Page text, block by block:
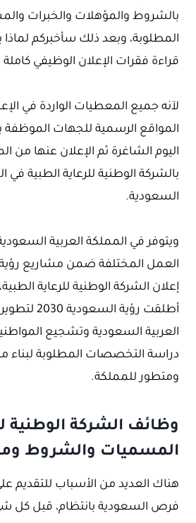
بالشروط والمؤهلات والخبرات
المطلوبة، وبعد ذلك سأخبركم
قراءة فقرات الإعلان الوظيفي كاملة
لآنه جميع المعطيات الواردة في
المواقع الرسمية للجهات
اليوم الشاغرة ثم الإعلان عنها من
بالشركة الوطنية للرعاية الطبية في
السعودية.
ويتوفر في المملكة العربية
إعلان الشركة الوطنية للرعاية
أطلقت رؤية
العربية السعودية وتشجيع
دراسة التخصصات المطلوبة لبناء
ومتطور للمملكة.
وظائف الشركة الوطنية
المسميات والشروط
هناك العديد من الأسباب للتقديم
فرص السعودية بانتظام، قبل كل